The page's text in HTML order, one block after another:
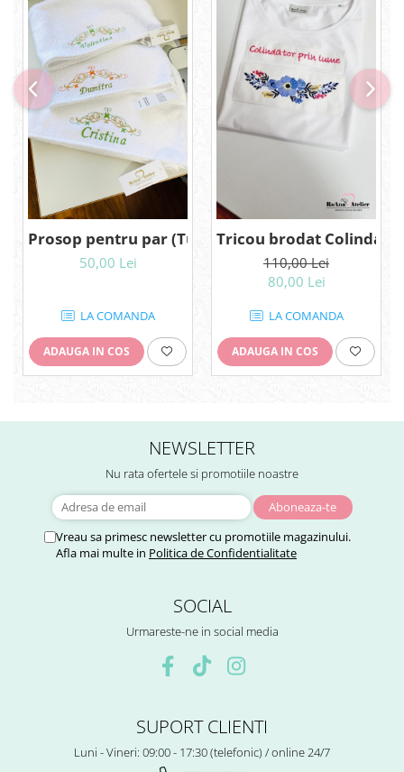
Prosop pentru par (Turban) brodat personalizat
50,00 Lei
LA COMANDA
ADAUGA IN COS
Tricou brodat
110,00 Lei
80,00 Lei
LA COMANDA
ADAUGA IN COS
NEWSLETTER
Nu rata ofertele si promotiile noastre
Vreau sa primesc newsletter cu promotiile magazinului.
Afla mai multe in Politica de Confidentialitate
SOCIAL
Urmareste-ne in social media
SUPORT CLIENTI
Luni - Vineri: 09:00 - 17:30 (telefonic) / online 24/7